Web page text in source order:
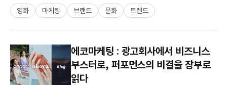
영화 마케팅 브랜드 문화 트렌드
에코마케팅 : 광고회사에서 비즈니스
부스터로, 퍼포먼스의 비결을 장부로
읽다